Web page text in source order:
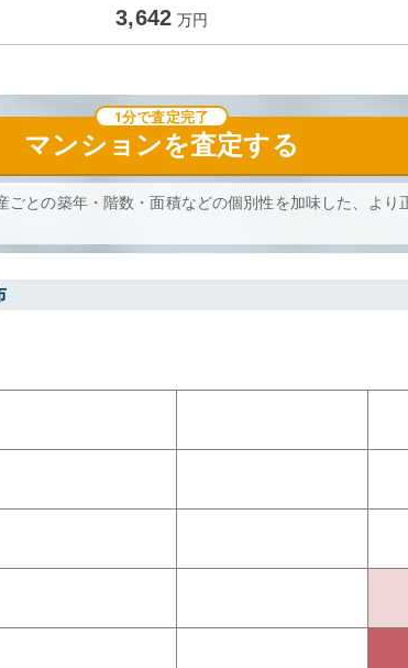
3,642 万円
マンションを査定する
1分で査定完了
ごとの築年・階数・面積などの個別性を加味した、より